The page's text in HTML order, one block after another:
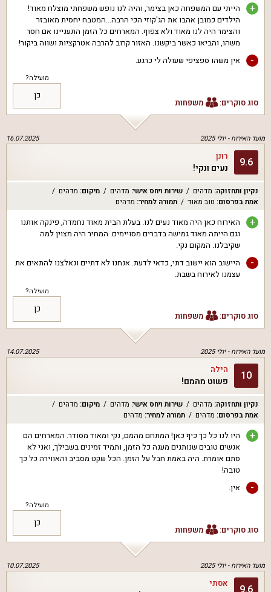
+
הייתי עם המשפחה כאן בצימר, והיה לנו נופש משפחתי מוצלח מאוד!
הילדים כמובן אהבו את הג'קוזי הכי הרבה...המטבח יחסית מאובזר
והצימר היה לנו מאוד ולא צפוף. המארחים כל הזמן התעניינו אם חסר
משהו, והביאו כאשר ביקשנו. האזור קרוב להרבה אטרקציות ושווה ביקור!
- אין משהו ספציפי שעולה לי כרגע.
סוג סוקרים: משפחות
מועילה?
כן
מועד האירוח -יולי 2025 16.07.2025
9.6 רונן
נעים ונקי!
נקיון ותחזוקה: מדהים שירות ויחס אישי: מדהים מיקום: מדהים
אמת בפרסום: טוב מאוד תמורה למחיר: מדהים
+
האירוח כאן היה מאוד נעים לנו. בעלת הבית מאוד נחמדה, פינקה אותנו
וגם הייתה מאוד גמישה בדברים מסויימים. המחיר היה מצוין למה
שקיבלנו. המקום נקי.
-
היישוב הוא יישוב דתי, כדאי לדעת. אנחנו לא דתיים ונאלצנו להתאים את
עצמנו לאירוח בשבת.
סוג סוקרים: משפחות
מועילה?
כן
מועד האירוח -יולי 2025 14.07.2025
10 הילה
פשוט מהמם!
נקיון ותחזוקה: מדהים שירות ויחס אישי: מדהים מיקום: מדהים
אמת בפרסום: מדהים תמורה למחיר: מדהים
+
היו לנו כל כך כיף כאן! המתחם מהמם, נקי ומאוד מסודר. המארחים הם
אנשים טובים שנותנים מענה כל הזמן, ותמיד זמינים בשבילך, ואני לא
סתם אומרת. היה באמת חבל על הזמן. הכל שקט מסביב והאווירה כל כך
טובה!
- אין.
סוג סוקרים: משפחות
מועילה?
כן
מועד האירוח -יולי 2025 10.07.2025
אסתי